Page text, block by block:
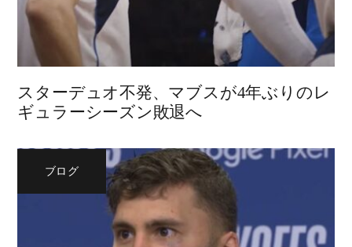
スターデュオ不発、マブスが4年ぶりのレ
ギュラーシーズン敗退へ
ブログ